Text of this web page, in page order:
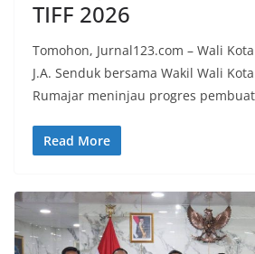
TIFF 2026
Tomohon, Jurnal123.com – Wali
J.A. Senduk bersama Wakil Wali
Rumajar meninjau progres
Read More